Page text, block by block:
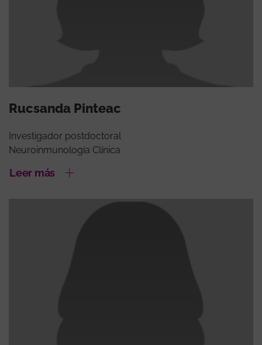
Rucsanda Pinteac
Investigador postdoctoral
Neuroinmunología Clínica
Leer más